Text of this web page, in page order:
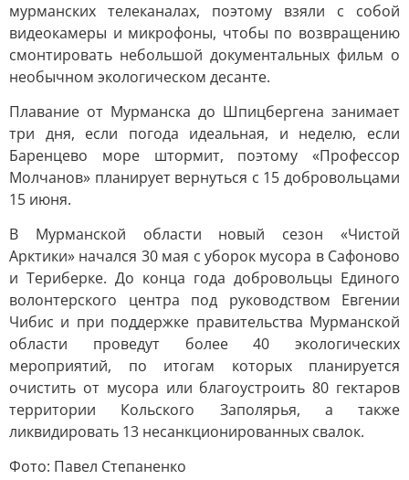
мурманских телеканалах, поэтому взяли с собой
видеокамеры и микрофоны, чтобы по возвращению
смонтировать небольшой документальных фильм о
необычном экологическом десанте.
Плавание от Мурманска до Шпицбергена занимает
три дня, если погода идеальная, и неделю, если
Баренцево море штормит, поэтому «Профессор
Молчанов» планирует вернуться с 15 добровольцами
15 июня.
В Мурманской области новый сезон «Чистой
Арктики» начался 30 мая с уборок мусора в Сафоново
и Териберке. До конца года добровольцы Единого
волонтерского центра под руководством Евгении
Чибис и при поддержке правительства Мурманской
области проведут более 40 экологических
мероприятий, по итогам которых планируется
очистить от мусора или благоустроить 80 гектаров
территории Кольского Заполярья, а также
ликвидировать 13 несанкционированных свалок.
Фото: Павел Степаненко